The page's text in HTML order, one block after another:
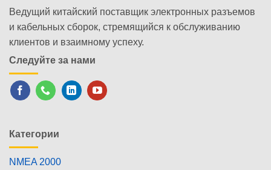
Ведущий китайский поставщик электронных разъемов
и кабельных сборок, стремящийся к обслуживанию
клиентов и взаимному успеху.
Следуйте за нами
Категории
NMEA 2000